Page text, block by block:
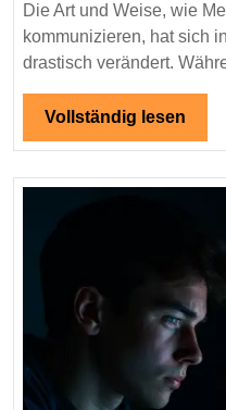
Die Art und Weise, wie Menschen miteinander
kommunizieren, hat sich
drastisch verändert.
Vollständig lesen
lesen